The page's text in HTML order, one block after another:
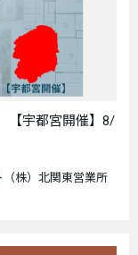
【宇都宮開催】8/
（株）北関東営業所